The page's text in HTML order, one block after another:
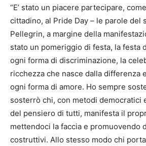
“E’ stato un piacere partecipare,
cittadino, al Pride Day – le parole del
Pellegrin, a margine della
stato un pomeriggio di festa, la festa
ogni forma di discriminazione, la
ricchezza che nasce dalla differenza
ogni forma di amore. Ho sempre
sosterrò chi, con metodi democratici
del pensiero di tutti, manifesta il
mettendoci la faccia e promuovendo
costruttivi. Allo stesso modo chi